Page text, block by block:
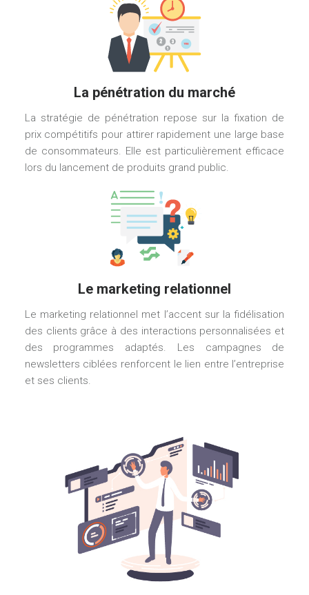
La pénétration du marché
La stratégie de pénétration repose sur la fixation de
prix compétitifs pour attirer rapidement une large base
de consommateurs. Elle est particulièrement efficace
lors du lancement de produits grand public.
Le marketing relationnel
Le marketing relationnel met l’accent sur la fidélisation
des clients grâce à des interactions personnalisées et
des programmes adaptés. Les campagnes de
newsletters ciblées renforcent le lien entre l’entreprise
et ses clients.